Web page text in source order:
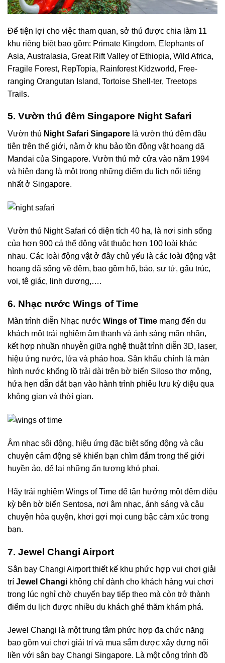
Để tiện lợi cho việc tham quan, sở thú được chia làm 11
khu riêng biệt bao gồm: Primate Kingdom, Elephants of
Asia, Australasia, Great Rift Valley of Ethiopia, Wild Africa,
Fragile Forest, RepTopia, Rainforest Kidzworld, Free-
ranging Orangutan Island, Tortoise Shell-ter, Treetops
Trails.
5. Vườn thú đêm Singapore Night Safari
Vườn thú Night Safari Singapore là vườn thú đêm đầu
tiên trên thế giới, nằm ở khu bảo tồn động vật hoang dã
Mandai của Singapore. Vườn thú mở cửa vào năm 1994
và hiện đang là một trong những điểm du lịch nổi tiếng
nhất ở Singapore.
Vườn thú Night Safari có diện tích 40 ha, là nơi sinh sống
của hơn 900 cá thể động vật thuộc hơn 100 loài khác
nhau. Các loài động vật ở đây chủ yếu là các loài động vật
hoang dã sống về đêm, bao gồm hổ, báo, sư tử, gấu trúc,
voi, tê giác, linh dương,….
6. Nhạc nước Wings of Time
Màn trình diễn Nhạc nước Wings of Time mang đến du
khách một trải nghiệm âm thanh và ánh sáng mãn nhãn,
kết hợp nhuần nhuyễn giữa nghệ thuật trình diễn 3D, laser,
hiệu ứng nước, lửa và pháo hoa. Sân khấu chính là màn
hình nước khổng lồ trải dài trên bờ biển Siloso thơ mộng,
hứa hẹn dẫn dắt bạn vào hành trình phiêu lưu kỳ diệu qua
không gian và thời gian.
Âm nhạc sôi động, hiệu ứng đặc biệt sống động và câu
chuyện cảm động sẽ khiến bạn chìm đắm trong thế giới
huyền ảo, để lại những ấn tượng khó phai.
Hãy trải nghiệm Wings of Time để tận hưởng một đêm diệu
kỳ bên bờ biển Sentosa, nơi âm nhạc, ánh sáng và câu
chuyện hòa quyện, khơi gợi mọi cung bậc cảm xúc trong
bạn.
7. Jewel Changi Airport
Sân bay Changi Airport thiết kế khu phức hợp vui chơi giải
trí Jewel Changi không chỉ dành cho khách hàng vui chơi
trong lúc nghỉ chờ chuyến bay tiếp theo mà còn trở thành
điểm du lịch được nhiều du khách ghé thăm khám phá.
Jewel Changi là một trung tâm phức hợp đa chức năng
bao gồm vui chơi giải trí và mua sắm được xây dựng nối
liền với sân bay Changi Singapore. Là một công trình đồ